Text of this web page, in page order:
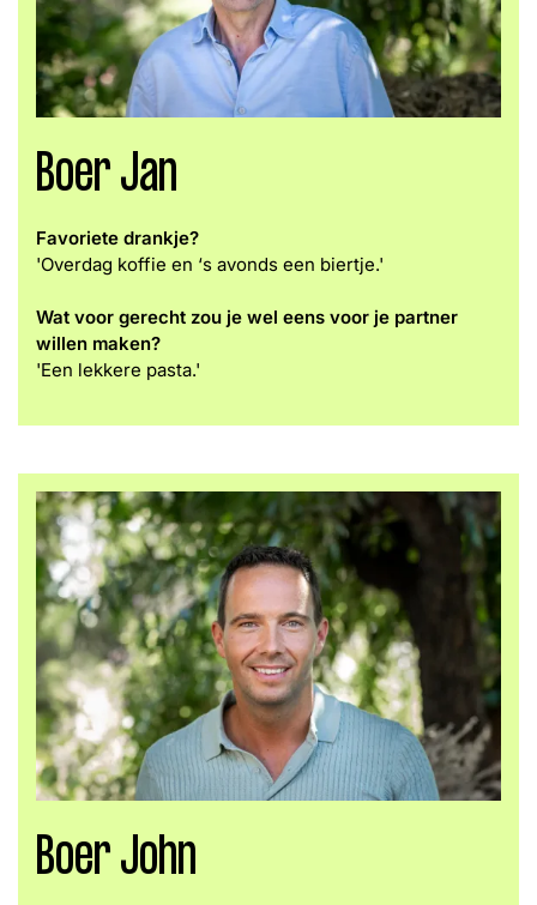
Boer Jan
Favoriete drankje?
'Overdag koffie en ‘s avonds een biertje.'
Wat voor gerecht zou je wel eens voor je partner
willen maken?
'Een lekkere pasta.'
Boer John